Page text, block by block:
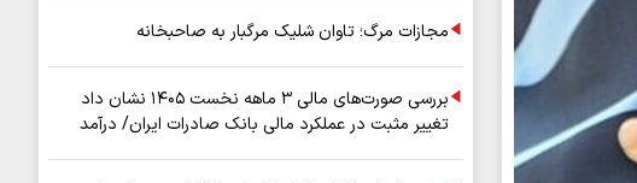
مجازات مرگ؛ تاوان شلیک مرگبار به صاحبخانه
بررسی صورت‌های مالی ۳ ماهه نخست ۱۴۰۵ نشان داد
تغییر مثبت در عملکرد مالی بانک صادرات ایران/ درآمد